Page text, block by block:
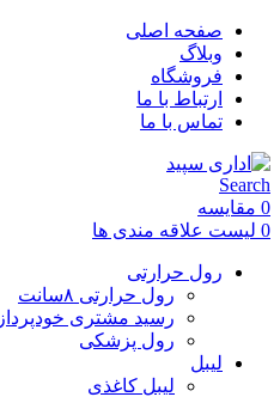
صفحه اصلی
وبلاگ
فروشگاه
ارتباط با ما
تماس با ما
Search
0 مقایسه
0 لیست علاقه مندی ها
رول حرارتی
رول حرارتی ۸سانت
رسید مشتری خودپرداز ATM
رول پزشکی
لیبل
لیبل کاغذی